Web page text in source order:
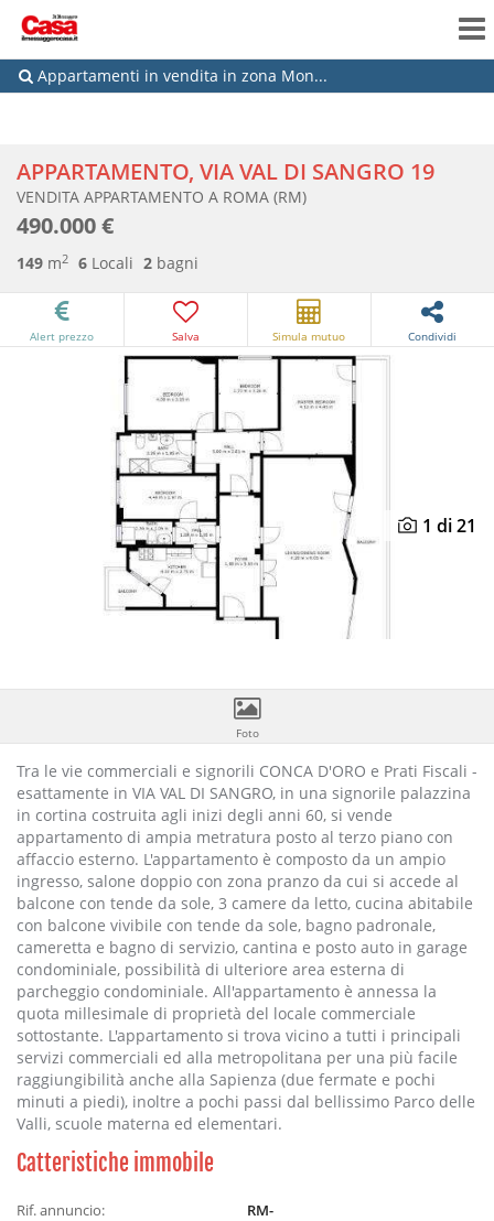
Appartamenti in vendita in zona Mon...
APPARTAMENTO, VIA VAL DI SANGRO 19
VENDITA APPARTAMENTO A ROMA (RM)
490.000 €
149 m2 6 Locali 2 bagni
Alert prezzo Salva Simula mutuo Condividi
1 di 21
Previous
Foto
Tra le vie commerciali e signorili CONCA D'ORO e Prati Fiscali -
esattamente in VIA VAL DI SANGRO, in una signorile palazzina
in cortina costruita agli inizi degli anni 60, si vende
appartamento di ampia metratura posto al terzo piano con
affaccio esterno. L'appartamento è composto da un ampio
ingresso, salone doppio con zona pranzo da cui si accede al
balcone con tende da sole, 3 camere da letto, cucina abitabile
con balcone vivibile con tende da sole, bagno padronale,
cameretta e bagno di servizio, cantina e posto auto in garage
condominiale, possibilità di ulteriore area esterna di
parcheggio condominiale. All'appartamento è annessa la
quota millesimale di proprietà del locale commerciale
sottostante. L'appartamento si trova vicino a tutti i principali
servizi commerciali ed alla metropolitana per una più facile
raggiungibilità anche alla Sapienza (due fermate e pochi
minuti a piedi), inoltre a pochi passi dal bellissimo Parco delle
Valli, scuole materna ed elementari.
Catteristiche immobile
Rif. annuncio:
RM-